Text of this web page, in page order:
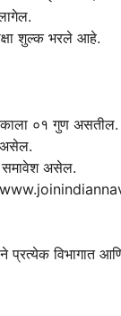
शुल्क भरले आहे.
०१ गुण असतील.
असेल.
समावेश असेल.
प्रत्येक विभागात